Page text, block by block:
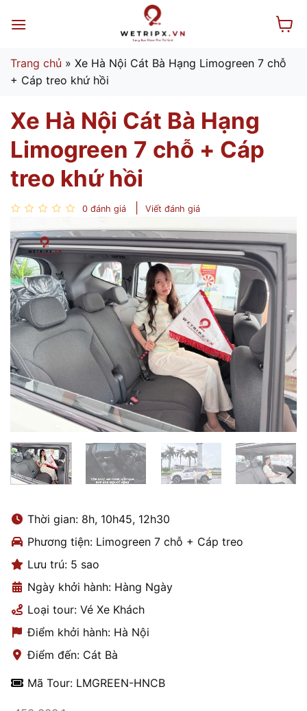
qua
dung
Trang chủ » Xe Hà Nội Cát Bà Hạng Limogreen 7 chỗ
+ Cáp treo khứ hồi
Xe Hà Nội Cát Bà Hạng
Limogreen 7 chỗ + Cáp
treo khứ hồi
0 đánh giá Viết đánh giá
Thời gian: 8h, 10h45, 12h30
Phương tiện: Limogreen 7 chỗ + Cáp treo
Lưu trú: 5 sao
Ngày khởi hành: Hàng Ngày
Loại tour: Vé Xe Khách
Điểm khởi hành: Hà Nội
Điểm đến: Cát Bà
Mã Tour: LMGREEN-HNCB